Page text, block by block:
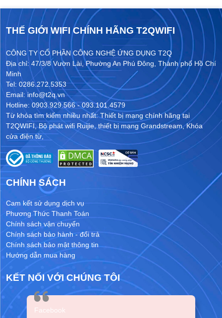
THẾ GIỚI WIFI CHÍNH HÃNG T2QWIFI
CÔNG TY CỔ PHẦN CÔNG NGHỆ ỨNG DỤNG T2Q
Địa chỉ: 47/3/8 Vườn Lài, Phường An Phú Đông, Thành phố Hồ Chí
Minh
Tel: 0286.272.5353
Email: info@t2q.vn
Hotline: 0903.929.566 - 093.101.4579
Từ khóa tìm kiếm nhiều nhất:Thiết bị mạng chính hãng tại
T2QWIFI,Bộ phát wifi Ruijie,thiết bị mạng Grandstream,Khóa
cửa điện từ,
CHÍNH SÁCH
Cam kết sử dụng dịch vụ
Phương Thức Thanh Toán
Chính sách vận chuyển
Chính sách bảo hành - đổi trả
Chính sách bảo mật thông tin
Hướng dẫn mua hàng
KẾT NỐI VỚI CHÚNG TÔI
Facebook